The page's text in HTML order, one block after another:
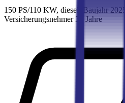
150 PS/110 KW, diesel, Baujahr 2025,
Versicherungsnehmer 30 Jahre